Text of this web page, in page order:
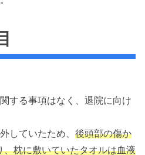
する事項はなく、退院に向け
していたため、 後頭部の傷か
枕に敷いていたタオルは血液